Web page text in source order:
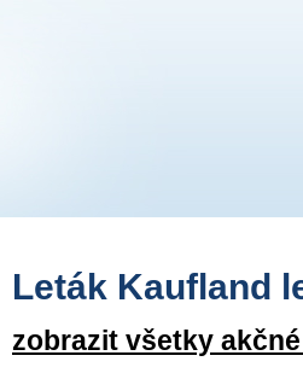
Leták Kaufland
zobrazit všetky